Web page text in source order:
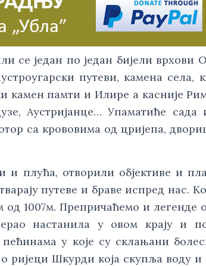
се један по један бијели врхови
путеви, камена села,
камен памти и Илире а касније
Аустријанце… Упаматиће сада
са крововима од цријепа,
плућа, отворили објективе и
путеве и браве испред нас.
1007м. Препричаћемо и легенде
настанила у овом крају и
у које су склањани
ријеци Шкурди која скупља воду и